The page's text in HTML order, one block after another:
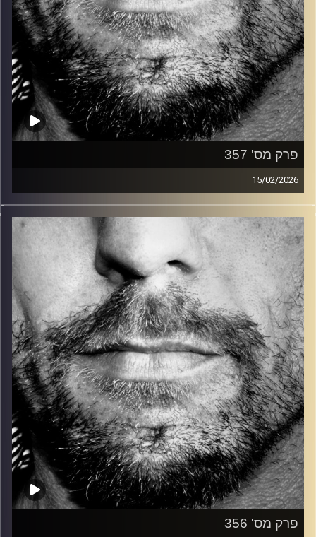
פרק מס' 357
15/02/2026
זיפים, מוזיקה מחוספסת של הופעות חיות. הרבה ג'אם, רוק,
בלוז, bluegrass, ג'אז, Fאנק, פרוגרסיב ואפילו אלקטרוניקה.
כל מה שחי, אמיתי ונושם.
עם שמוליק רגב.
קרדיט תמונות: David Goehring
פרק מס' 356